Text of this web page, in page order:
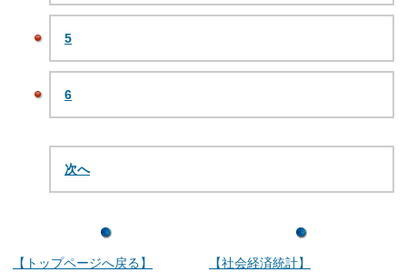
5
6
次へ
【トップページへ戻る】 【社会経済統計】